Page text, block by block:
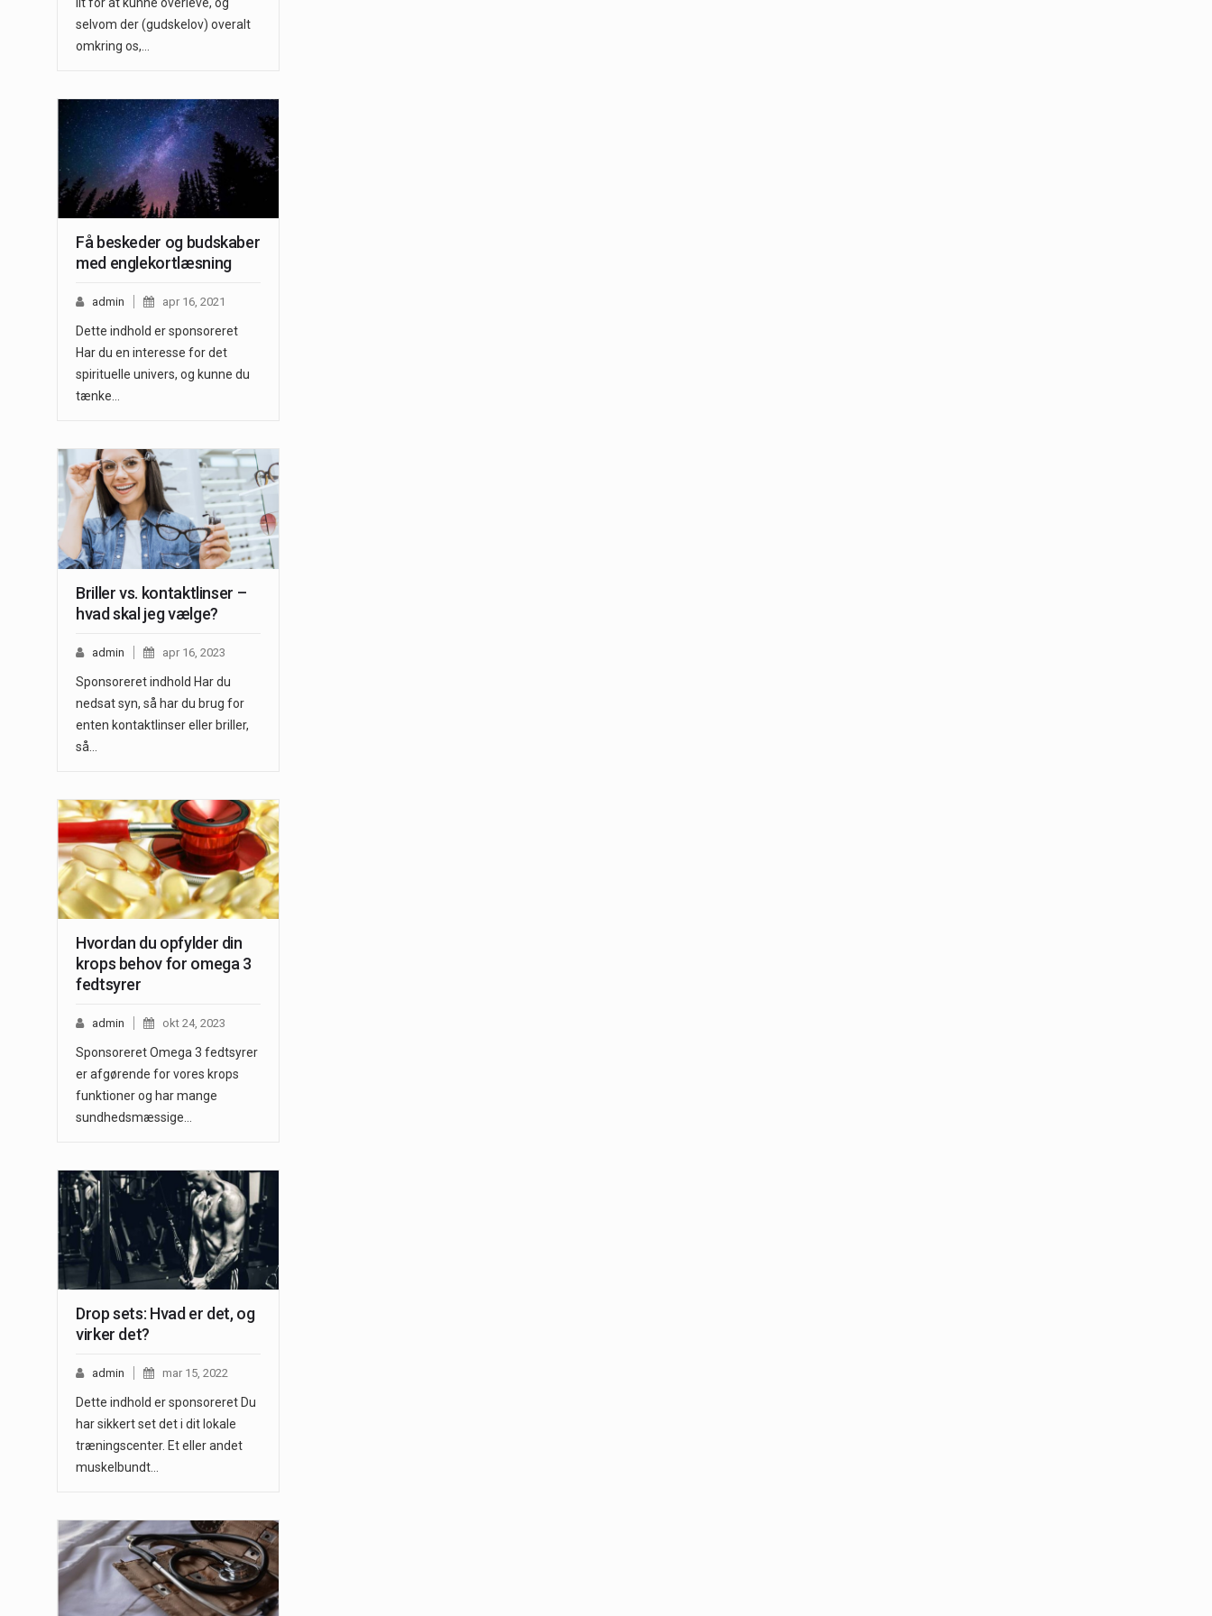
selvom der (gudskelov) overalt
omkring os,…
Få beskeder og budskaber
med englekortlæsning
admin apr 16, 2021
Dette indhold er sponsoreret
Har du en interesse for det
spirituelle univers, og kunne du
tænke…
Briller vs. kontaktlinser –
hvad skal jeg vælge?
admin apr 16, 2023
Sponsoreret indhold Har du
nedsat syn, så har du brug for
enten kontaktlinser eller briller,
så…
Hvordan du opfylder din
krops behov for omega 3
fedtsyrer
admin okt 24, 2023
Sponsoreret Omega 3 fedtsyrer
er afgørende for vores krops
funktioner og har mange
sundhedsmæssige…
Drop sets: Hvad er det, og
virker det?
admin mar 15, 2022
Dette indhold er sponsoreret Du
har sikkert set det i dit lokale
træningscenter. Et eller andet
muskelbundt…